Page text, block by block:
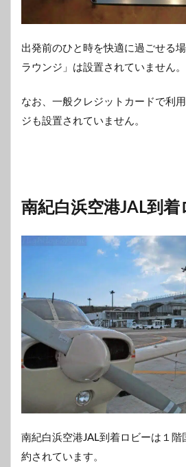
出発前のひと時を快適に過ごせる
ラウンジ」は設置されていません。
なお、一般クレジットカードで利
ジも設置されていません。
南紀白浜空港JAL到着
南紀白浜空港JAL到着ロビーは１
約されています。